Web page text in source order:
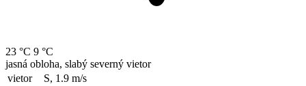
23 °C 9 °C
jasná obloha, slabý severný vietor
vietor
S, 1.9 m/s